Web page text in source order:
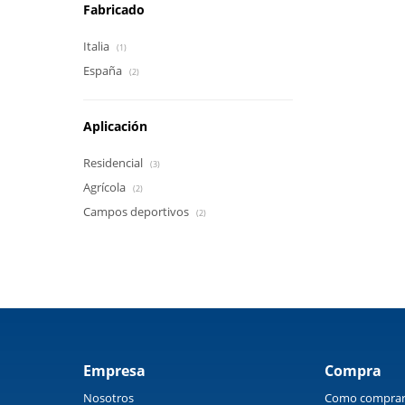
Fabricado
Italia (1)
España (2)
Aplicación
Residencial (3)
Agrícola (2)
Campos deportivos (2)
Empresa
Nosotros
Compra
Como comprar